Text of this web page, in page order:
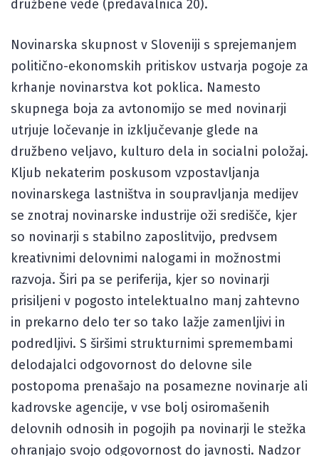
družbene vede (predavalnica 20).
Novinarska skupnost v Sloveniji s sprejemanjem
politično-ekonomskih pritiskov ustvarja pogoje za
krhanje novinarstva kot poklica. Namesto
skupnega boja za avtonomijo se med novinarji
utrjuje ločevanje in izključevanje glede na
družbeno veljavo, kulturo dela in socialni položaj.
Kljub nekaterim poskusom vzpostavljanja
novinarskega lastništva in soupravljanja medijev
se znotraj novinarske industrije oži središče, kjer
so novinarji s stabilno zaposlitvijo, predvsem
kreativnimi delovnimi nalogami in možnostmi
razvoja. Širi pa se periferija, kjer so novinarji
prisiljeni v pogosto intelektualno manj zahtevno
in prekarno delo ter so tako lažje zamenljivi in
podredljivi. S širšimi strukturnimi spremembami
delodajalci odgovornost do delovne sile
postopoma prenašajo na posamezne novinarje ali
kadrovske agencije, v vse bolj osiromašenih
delovnih odnosih in pogojih pa novinarji le stežka
ohranjajo svojo odgovornost do javnosti. Nadzor